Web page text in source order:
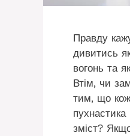
Правду
дивитись
вогонь та
Втім, чи
тим, що
зміст?